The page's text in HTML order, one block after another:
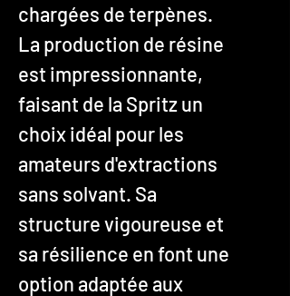
chargées de terpènes.
La production de résine
est impressionnante,
faisant de la Spritz un
choix idéal pour les
amateurs d'extractions
sans solvant. Sa
structure vigoureuse et
sa résilience en font une
option adaptée aux